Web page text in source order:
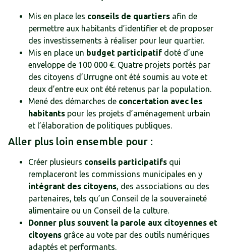
Mis en place les conseils de quartiers afin de
permettre aux habitants d’identifier et de proposer
des investissements à réaliser pour leur quartier.
Mis en place un budget participatif doté d’une
enveloppe de 100 000 €. Quatre projets portés par
des citoyens d’Urrugne ont été soumis au vote et
deux d’entre eux ont été retenus par la population.
Mené des démarches de concertation avec les
habitants pour les projets d’aménagement urbain
et l’élaboration de politiques publiques.
Aller plus loin ensemble pour :
Créer plusieurs conseils participatifs qui
remplaceront les commissions municipales en y
intégrant des citoyens, des associations ou des
partenaires, tels qu’un Conseil de la souveraineté
alimentaire ou un Conseil de la culture.
Donner plus souvent la parole aux citoyennes et
citoyens grâce au vote par des outils numériques
adaptés et performants.